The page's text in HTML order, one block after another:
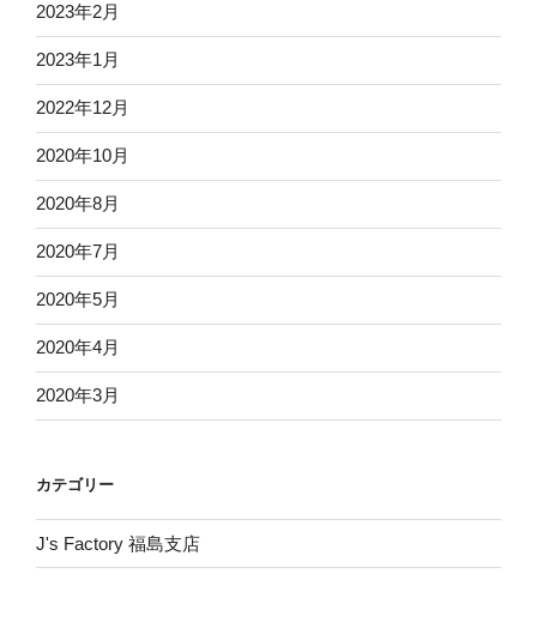
2023年2月
2023年1月
2022年12月
2020年10月
2020年8月
2020年7月
2020年5月
2020年4月
2020年3月
カテゴリー
J's Factory 福島支店